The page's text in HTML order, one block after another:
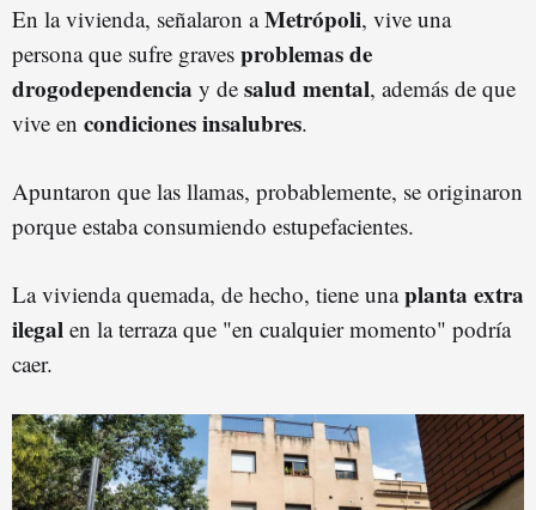
En la vivienda, señalaron aMetrópoli, vive una
persona que sufre graves problemas de
drogodependencia y de salud mental, además de que
vive en condiciones insalubres.
Apuntaron que las llamas, probablemente, se originaron
porque estaba consumiendo estupefacientes.
La vivienda quemada, de hecho, tiene unaplanta extra
ilegal en la terraza que "en cualquier momento" podría
caer.